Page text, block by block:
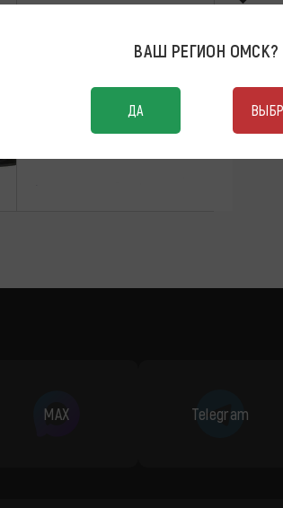
Решетка радиатора
MAX Telegram
ВАШ РЕГИОН ОМСК?
ДА